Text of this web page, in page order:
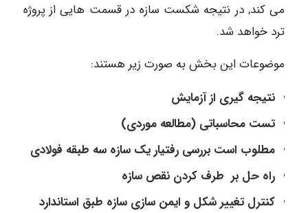
می کند, در نتیجه شکست سازه در قسمت هایی از پروژه
ترد خواهد شد.
موضوعات این بخش به صورت زیر هستند:
نتیجه گیری از آزمایش
تست محاسباتی (مطالعه موردی)
مطلوب است بررسی رفتیار یک سازه سه طبقه فولادی
راه حل بر طرف کردن نقص سازه
کنترل تغییر شکل و ایمن سازی سازه طبق استاندارد